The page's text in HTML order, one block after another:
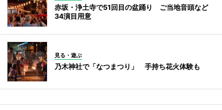
赤坂・浄土寺で51回目の盆踊り ご当地音頭など
34演目用意
見る・遊ぶ
乃木神社で「なつまつり」 手持ち花火体験も